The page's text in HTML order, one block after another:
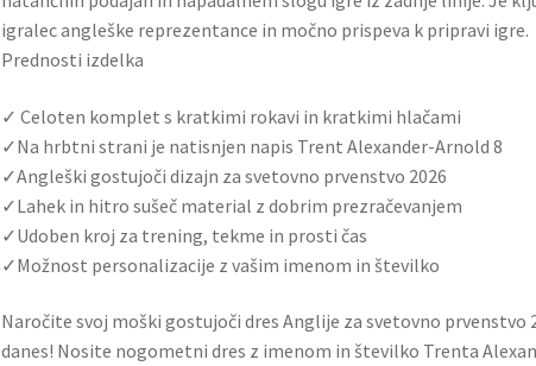
igralec angleške reprezentance in močno prispeva k pripravi igre.
Prednosti izdelka
✓ Celoten komplet s kratkimi rokavi in ​​kratkimi hlačami
✓Na hrbtni strani je natisnjen napis Trent Alexander-Arnold 8
✓Angleški gostujoči dizajn za svetovno prvenstvo 2026
✓Lahek in hitro sušeč material z dobrim prezračevanjem
✓Udoben kroj za trening, tekme in prosti čas
✓Možnost personalizacije z vašim imenom in številko
Naročite svoj moški gostujoči dres Anglije za svetovno prvenstvo
danes! Nosite nogometni dres z imenom in številko Trenta